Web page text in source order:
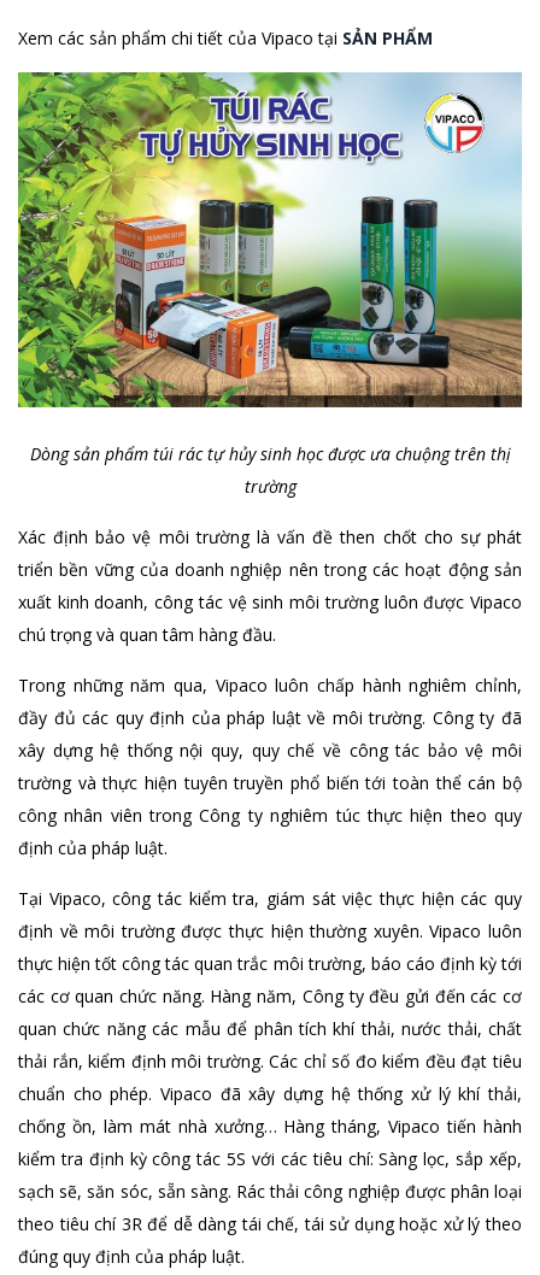
Xem các sản phẩm chi tiết của Vipaco tại SẢN PHẨM
Dòng sản phẩm túi rác tự hủy sinh học được ưa chuộng trên thị
trường
Xác định bảo vệ môi trường là vấn đề then chốt cho sự phát
triển bền vững của doanh nghiệp nên trong các hoạt động sản
xuất kinh doanh, công tác vệ sinh môi trường luôn được Vipaco
chú trọng và quan tâm hàng đầu.
Trong những năm qua, Vipaco luôn chấp hành nghiêm chỉnh,
đầy đủ các quy định của pháp luật về môi trường. Công ty đã
xây dựng hệ thống nội quy, quy chế về công tác bảo vệ môi
trường và thực hiện tuyên truyền phổ biến tới toàn thể cán bộ
công nhân viên trong Công ty nghiêm túc thực hiện theo quy
định của pháp luật.
Tại Vipaco, công tác kiểm tra, giám sát việc thực hiện các quy
định về môi trường được thực hiện thường xuyên. Vipaco luôn
thực hiện tốt công tác quan trắc môi trường, báo cáo định kỳ tới
các cơ quan chức năng. Hàng năm, Công ty đều gửi đến các cơ
quan chức năng các mẫu để phân tích khí thải, nước thải, chất
thải rắn, kiểm định môi trường. Các chỉ số đo kiểm đều đạt tiêu
chuẩn cho phép. Vipaco đã xây dựng hệ thống xử lý khí thải,
chống ồn, làm mát nhà xưởng… Hàng tháng, Vipaco tiến hành
kiểm tra định kỳ công tác 5S với các tiêu chí: Sàng lọc, sắp xếp,
sạch sẽ, săn sóc, sẵn sàng. Rác thải công nghiệp được phân loại
theo tiêu chí 3R để dễ dàng tái chế, tái sử dụng hoặc xử lý theo
đúng quy định của pháp luật.